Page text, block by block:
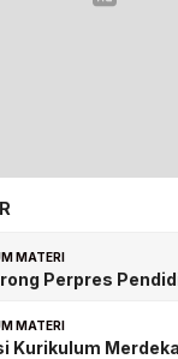
MATERI
Perpres
MATERI
Kurikulum